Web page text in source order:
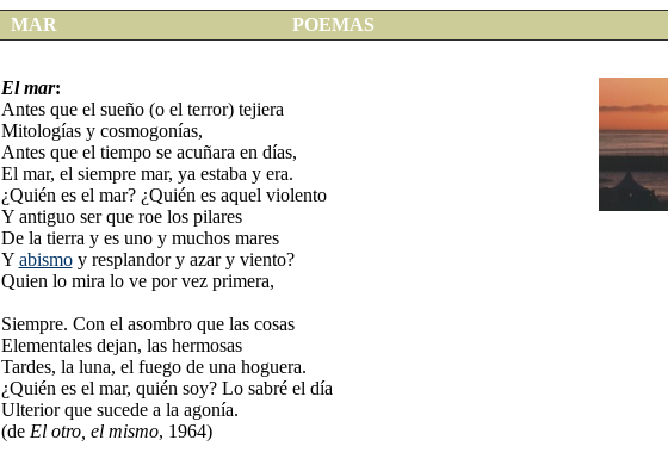
MAR POEMAS
El mar:
Antes que el sueño (o el terror) tejiera
Mitologías y cosmogonías,
Antes que el tiempo se acuñara en días,
El mar, el siempre mar, ya estaba y era.
¿Quién es el mar? ¿Quién es aquel violento
Y antiguo ser que roe los pilares
De la tierra y es uno y muchos mares
Y abismoy resplandor y azar y viento?
Quien lo mira lo ve por vez primera,
Siempre. Con el asombro que las cosas
Elementales dejan, las hermosas
Tardes, la luna, el fuego de una hoguera.
¿Quién es el mar, quién soy? Lo sabré el día
Ulterior que sucede a la agonía.
(de El otro, el mismo, 1964)